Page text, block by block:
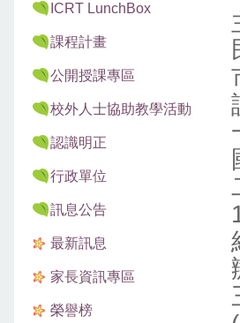
ICRT LunchBox
課程計畫
公開授課專區
校外人士協助教學活動
認識明正
行政單位
訊息公告
最新訊息
家長資訊專區
榮譽榜